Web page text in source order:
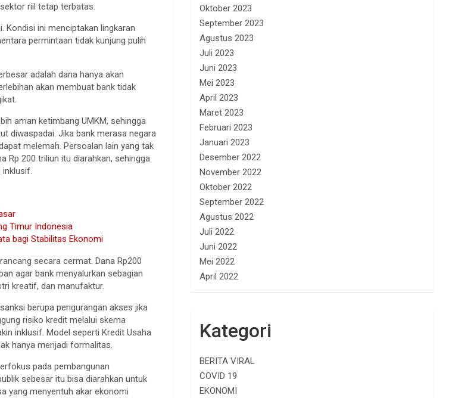
riil tetap terbatas.
Kondisi ini menciptakan lingkaran
permintaan tidak kunjung pulih
adalah dana hanya akan
akan membuat bank tidak
aman ketimbang UMKM, sehingga
diwaspadai. Jika bank merasa negara
melemah. Persoalan lain yang tak
Rp 200 triliun itu diarahkan, sehingga
inklusif.
Timur Indonesia
bagi Stabilitas Ekonomi
secara cermat. Dana Rp200
agar bank menyalurkan sebagian
kreatif, dan manufaktur.
berupa pengurangan akses jika
risiko kredit melalui skema
inklusif. Model seperti Kredit Usaha
hanya menjadi formalitas.
pada pembangunan
sebesar itu bisa diarahkan untuk
yang menyentuh akar ekonomi
Oktober 2023
September 2023
Agustus 2023
Juli 2023
Juni 2023
Mei 2023
April 2023
Maret 2023
Februari 2023
Januari 2023
Desember 2022
November 2022
Oktober 2022
September 2022
Agustus 2022
Juli 2022
Juni 2022
Mei 2022
April 2022
Kategori
BERITA VIRAL
COVID 19
EKONOMI